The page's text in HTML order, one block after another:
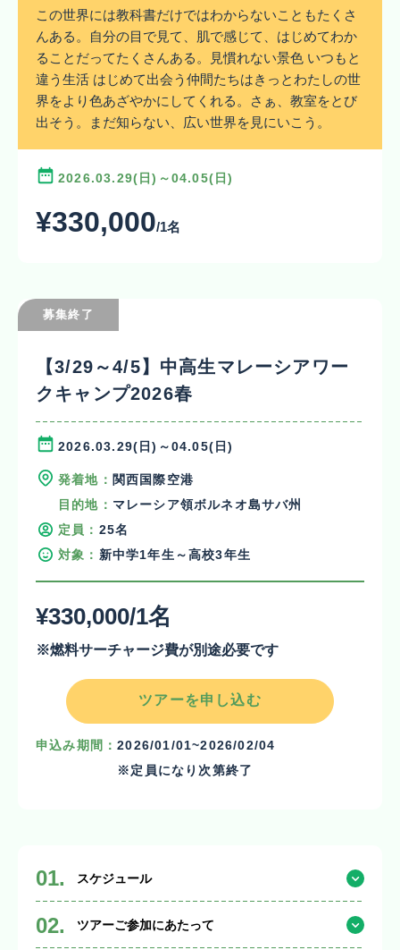
この世界には教科書だけではわからないこともたくさ
んある。自分の目で見て、肌で感じて、はじめてわか
ることだってたくさんある。見慣れない景色 いつもと
違う生活 はじめて出会う仲間たちはきっとわたしの世
界をより色あざやかにしてくれる。さぁ、教室をとび
出そう。まだ知らない、広い世界を見にいこう。
2026.03.29(日)～04.05(日)
¥330,000/1名
募集終了
【3/29～4/5】中高生マレーシアワー
クキャンプ2026春
2026.03.29(日)～04.05(日)
発着地： 関西国際空港
目的地： マレーシア領ボルネオ島サバ州
定員： 25名
対象： 新中学1年生～高校3年生
¥330,000/1名
※燃料サーチャージ費が別途必要です
ツアーを申し込む
申込み期間：2026/01/01~2026/02/04
※定員になり次第終了
01. スケジュール
02. ツアーご参加にあたって